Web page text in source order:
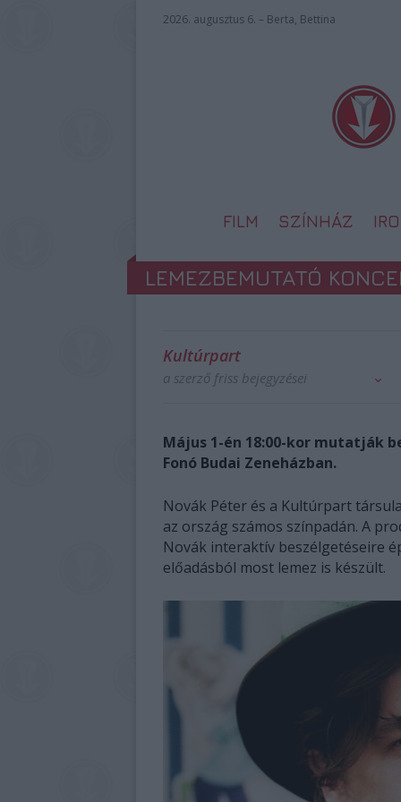
2026. augusztus 6. – Berta, Bettina
FILM SZÍNHÁZ
LEMEZBEMUTATÓ
Kultúrpart
a szerző friss bejegyzései
Május 1-én 18:00-kor mutatják
Fonó Budai Zeneházban.
Novák Péter és a Kultúrpart
az ország számos színpadán. A
Novák interaktív beszélgetéseire
előadásból most lemez is készült.